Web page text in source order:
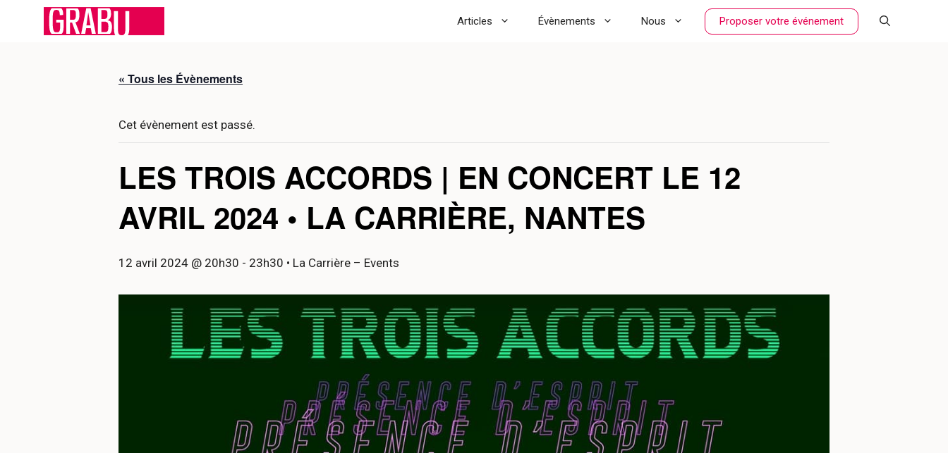
Articles Évènements Nous Proposer votre événement
« Tous les Évènements
Cet évènement est passé.
LES TROIS ACCORDS | EN CONCERT LE 12
AVRIL 2024 • LA CARRIÈRE, NANTES
12 avril 2024 @ 20h30 - 23h30 • La Carrière – Events